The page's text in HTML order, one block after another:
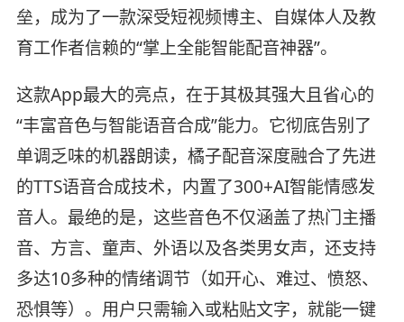
垒，成为了一款深受短视频博主、自媒体人及教
育工作者信赖的“掌上全能智能配音神器”。
这款App最大的亮点，在于其极其强大且省心的
“丰富音色与智能语音合成”能力。它彻底告别了
单调乏味的机器朗读，橘子配音深度融合了先进
的TTS语音合成技术，内置了300+AI智能情感发
音人。最绝的是，这些音色不仅涵盖了热门主播
音、方言、童声、外语以及各类男女声，还支持
多达10多种的情绪调节（如开心、难过、愤怒、
恐惧等）。用户只需输入或粘贴文字，就能一键